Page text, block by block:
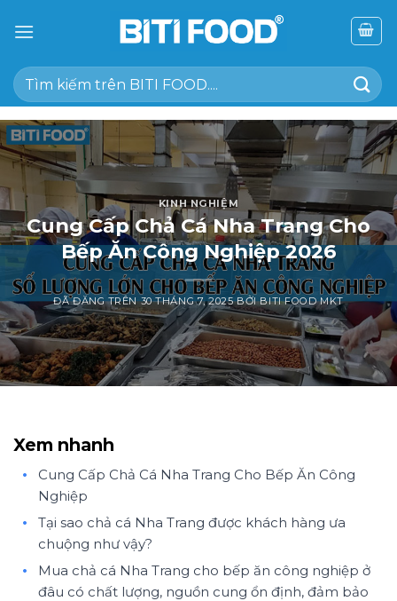
đến
dung
Tìm
kiếm:
KINH NGHIỆM
Cung Cấp Chả Cá Nha Trang Cho
Bếp Ăn Công Nghiệp 2026
ĐÃ ĐĂNG TRÊN30 THÁNG 7, 2025 BỞIBITI FOOD MKT
Xem nhanh
Cung Cấp Chả Cá Nha Trang Cho Bếp Ăn Công
Nghiệp
Tại sao chả cá Nha Trang được khách hàng ưa
chuộng như vậy?
Mua chả cá Nha Trang cho bếp ăn công nghiệp ở
đâu có chất lượng, nguồn cung ổn định, đảm bảo